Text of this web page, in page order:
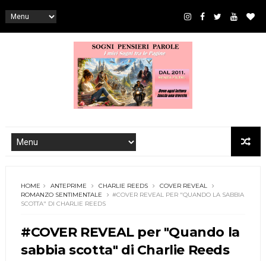
HOME ANTEPRIME CHARLIE REEDS
COVER REVEAL
ROMANZO SENTIMENTALE
#COVER REVEAL PER "QUANDO LA SABBIA
SCOTTA" DI CHARLIE REEDS
#COVER REVEAL per "Quando la
sabbia scotta" di Charlie Reeds